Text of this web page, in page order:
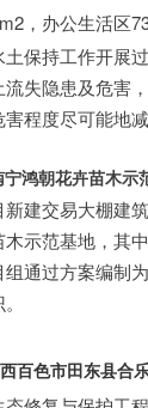
，办公生活区
土保持工作开展
流失隐患及危害
害程度尽可能地
宁鸿朝花卉苗木示
新建交易大棚建
木示范基地，其
组通过方案编制
百色市田东县合